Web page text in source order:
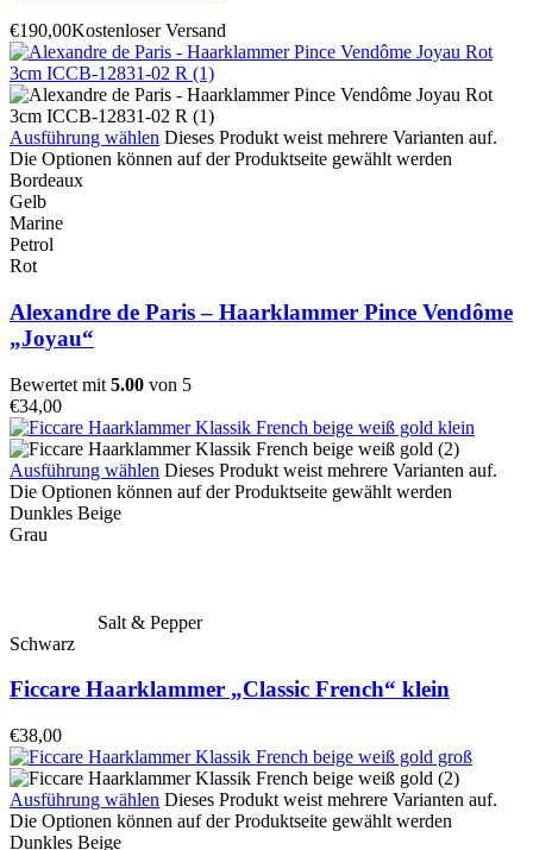
€190,00Kostenloser Versand
Ausführung wählen Dieses Produkt weist mehrere Varianten auf.
Die Optionen können auf der Produktseite gewählt werden
Bordeaux
Gelb
Marine
Petrol
Rot
Alexandre de Paris – Haarklammer Pince Vendôme
„Joyau“
Bewertet mit 5.00 von 5
€34,00
Ausführung wählen Dieses Produkt weist mehrere Varianten auf.
Die Optionen können auf der Produktseite gewählt werden
Dunkles Beige
Grau
Salt & Pepper
Schwarz
Ficcare Haarklammer „Classic French“ klein
€38,00
Ausführung wählen Dieses Produkt weist mehrere Varianten auf.
Die Optionen können auf der Produktseite gewählt werden
Dunkles Beige